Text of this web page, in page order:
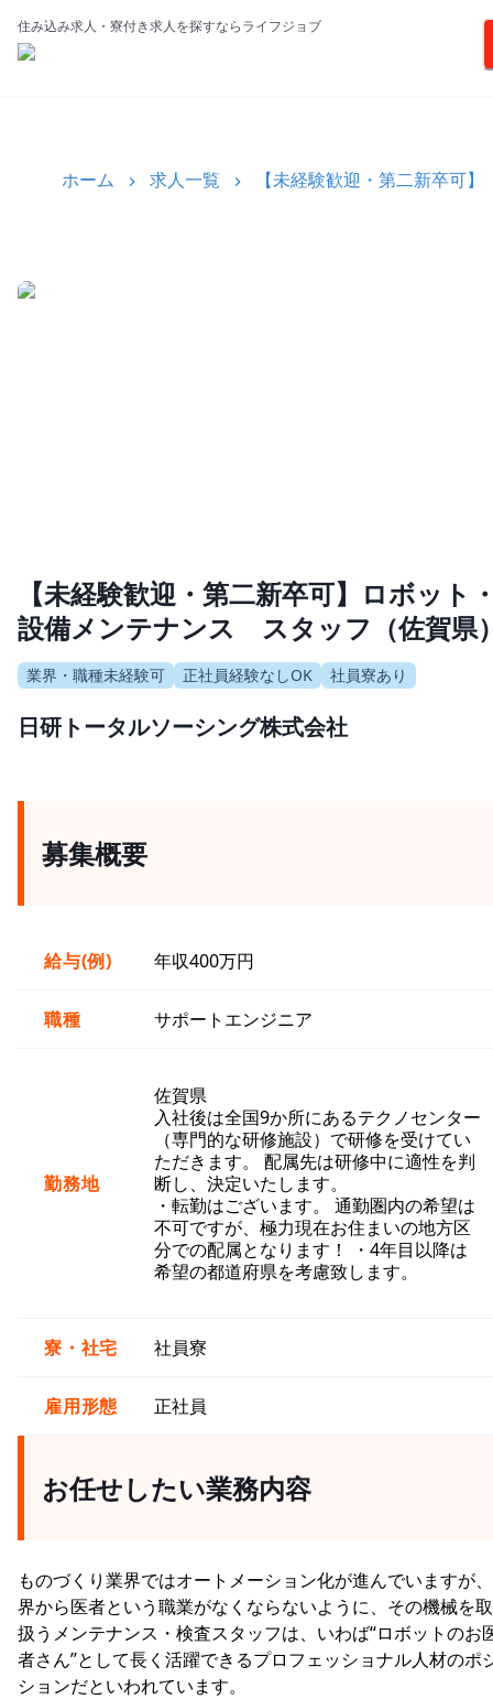
住み込み求人・寮付き求人を探すならライフジョブ
ホーム 求人一覧 【未経験歓迎・第二新卒可
【未経験歓迎・第二新卒可】ロボット
設備メンテナンス スタッフ（佐賀県
業界・職種未経験可 正社員経験なしOK 社員寮あり
日研トータルソーシング株式会社
募集概要
給与(例) 年収400万円
職種 サポートエンジニア
勤務地
佐賀県
入社後は全国9か所にあるテクノセンター
（専門的な研修施設）で研修を受けてい
ただきます。 配属先は研修中に適性を判
断し、決定いたします。
・転勤はございます。 通勤圏内の希望は
不可ですが、極力現在お住まいの地方区
分での配属となります！ ・4年目以降は
希望の都道府県を考慮致します。
寮・社宅 社員寮
雇用形態 正社員
お任せしたい業務内容
ものづくり業界ではオートメーション化が進んでいますが
界から医者という職業がなくならないように、その機械を
扱うメンテナンス・検査スタッフは、いわば“ロボットのお
者さん”として長く活躍できるプロフェッショナル人材のポ
ションだといわれています。